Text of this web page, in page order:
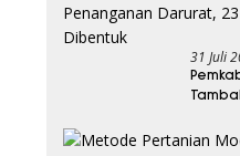
31 Juli